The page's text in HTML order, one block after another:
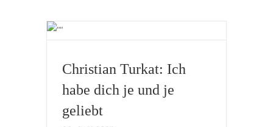
Christian Turkat: Ich
habe dich je und je
geliebt